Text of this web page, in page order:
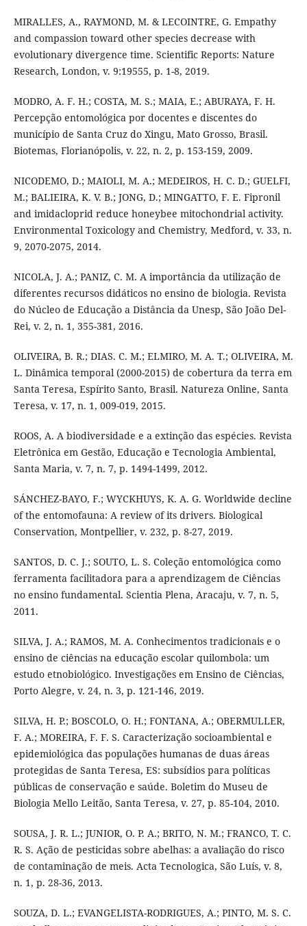
MIRALLES, A., RAYMOND, M. & LECOINTRE, G. Empathy
and compassion toward other species decrease with
evolutionary divergence time. Scientific Reports: Nature
Research, London, v. 9:19555, p. 1-8, 2019.
MODRO, A. F. H.; COSTA, M. S.; MAIA, E.; ABURAYA, F. H.
Percepção entomológica por docentes e discentes do
município de Santa Cruz do Xingu, Mato Grosso, Brasil.
Biotemas, Florianópolis, v. 22, n. 2, p. 153-159, 2009.
NICODEMO, D.; MAIOLI, M. A.; MEDEIROS, H. C. D.; GUELFI,
M.; BALIEIRA, K. V. B.; JONG, D.; MINGATTO, F. E. Fipronil
and imidacloprid reduce honeybee mitochondrial activity.
Environmental Toxicology and Chemistry, Medford, v. 33, n.
9, 2070-2075, 2014.
NICOLA, J. A.; PANIZ, C. M. A importância da utilização de
diferentes recursos didáticos no ensino de biologia. Revista
do Núcleo de Educação a Distância da Unesp, São João Del-
Rei, v. 2, n. 1, 355-381, 2016.
OLIVEIRA, B. R.; DIAS. C. M.; ELMIRO, M. A. T.; OLIVEIRA, M.
L. Dinâmica temporal (2000-2015) de cobertura da terra em
Santa Teresa, Espírito Santo, Brasil. Natureza Online, Santa
Teresa, v. 17, n. 1, 009-019, 2015.
ROOS, A. A biodiversidade e a extinção das espécies. Revista
Eletrônica em Gestão, Educação e Tecnologia Ambiental,
Santa Maria, v. 7, n. 7, p. 1494-1499, 2012.
SÁNCHEZ-BAYO, F.; WYCKHUYS, K. A. G. Worldwide decline
of the entomofauna: A review of its drivers. Biological
Conservation, Montpellier, v. 232, p. 8-27, 2019.
SANTOS, D. C. J.; SOUTO, L. S. Coleção entomológica como
ferramenta facilitadora para a aprendizagem de Ciências
no ensino fundamental. Scientia Plena, Aracaju, v. 7, n. 5,
2011.
SILVA, J. A.; RAMOS, M. A. Conhecimentos tradicionais e o
ensino de ciências na educação escolar quilombola: um
estudo etnobiológico. Investigações em Ensino de Ciências,
Porto Alegre, v. 24, n. 3, p. 121-146, 2019.
SILVA, H. P.; BOSCOLO, O. H.; FONTANA, A.; OBERMULLER,
F. A.; MOREIRA, F. F. S. Caracterização socioambiental e
epidemiológica das populações humanas de duas áreas
protegidas de Santa Teresa, ES: subsídios para políticas
públicas de conservação e saúde. Boletim do Museu de
Biologia Mello Leitão, Santa Teresa, v. 27, p. 85-104, 2010.
SOUSA, J. R. L.; JUNIOR, O. P. A.; BRITO, N. M.; FRANCO, T. C.
R. S. Ação de pesticidas sobre abelhas: a avaliação do risco
de contaminação de meis. Acta Tecnologica, São Luís, v. 8,
n. 1, p. 28-36, 2013.
SOUZA, D. L.; EVANGELISTA-RODRIGUES, A.; PINTO, M. S. C.